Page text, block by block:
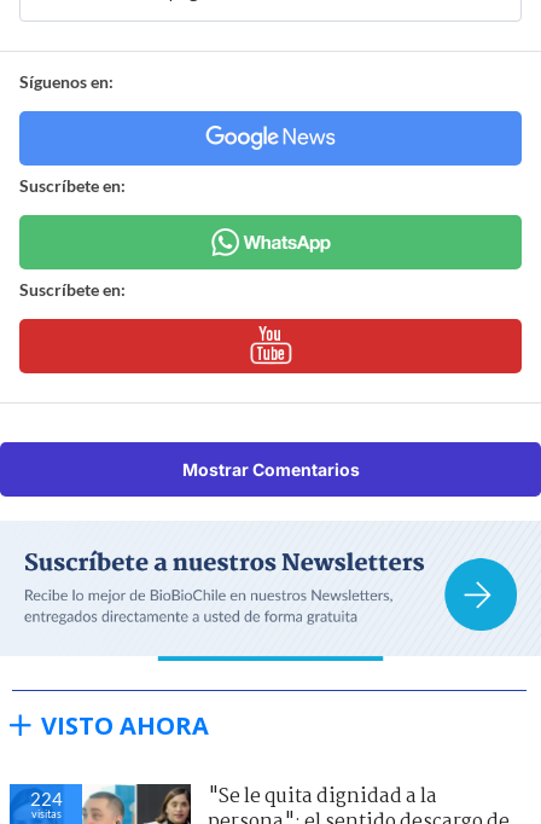
Síguenos en:
Suscríbete en:
Suscríbete en:
Mostrar Comentarios
VISTO AHORA
224
visitas
"Se le quita dignidad a la